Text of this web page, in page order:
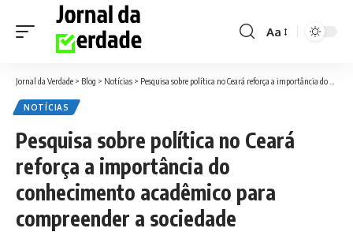
Font
Aa
Jornal da Verdade > Blog > Notícias > Pesquisa sobre política no Ceará reforça a importância do conhecimento acadêmico para compreender a sociedade
NOTÍCIAS
Pesquisa sobre política no Ceará
reforça a importância do
conhecimento acadêmico para
compreender a sociedade